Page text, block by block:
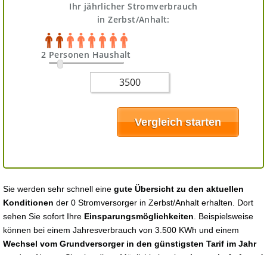
Ihr jährlicher Stromverbrauch
in Zerbst/Anhalt:
2 Personen Haushalt
Sie werden sehr schnell eine gute Übersicht zu den aktuellen
Konditionen der 0 Stromversorger in Zerbst/Anhalt erhalten. Dort
sehen Sie sofort Ihre Einsparungsmöglichkeiten . Beispielsweise
können bei einem Jahresverbrauch von 3.500 KWh und einem
Wechsel vom Grundversorger in den günstigsten Tarif im Jahr